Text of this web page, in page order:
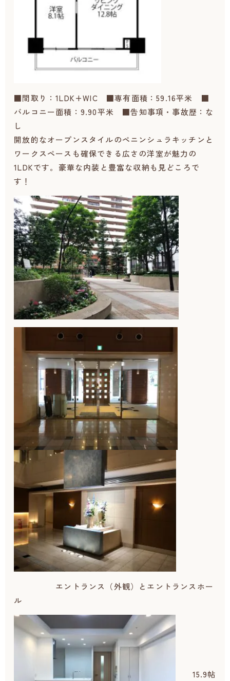
■間取り：1LDK+WIC ■専有面積：59.16平米 ■
バルコニー面積：9.90平米 ■告知事項・事故歴：な
し
開放的なオープンスタイルのペニンシュラキッチンと
ワークスペースも確保できる広さの洋室が魅力の
1LDKです。豪華な内装と豊富な収納も見どころで
す！
エントランス（外観）とエントランスホー
ル
15.9帖